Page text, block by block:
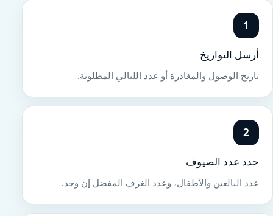
1
أرسل التواريخ
تاريخ الوصول والمغادرة أو عدد الليالي المطلوبة.
2
حدد عدد الضيوف
عدد البالغين والأطفال، وعدد الغرف المفضل إن وجد.